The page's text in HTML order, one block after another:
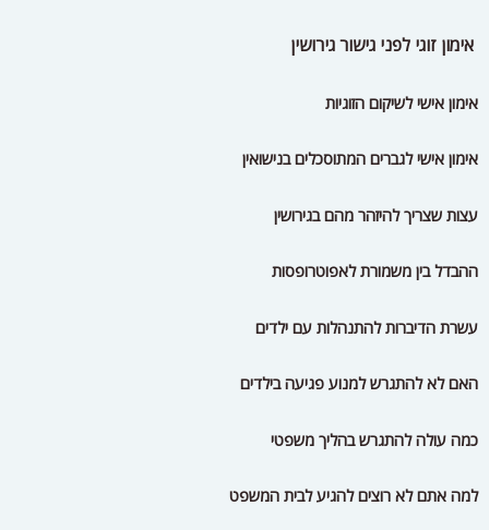
אימון זוגי לפני גישור גירושין
אימון אישי לשיקום הזוגיות
אימון אישי לגברים המתוסכלים בנישואין
עצות שצריך להיזהר מהם בגירושין
ההבדל בין משמורת לאפוטרופסות
עשרת הדיברות להתנהלות עם ילדים
האם לא להתגרש למנוע פגיעה בילדים
כמה עולה להתגרש בהליך משפטי
למה אתם לא רוצים להגיע לבית המשפט